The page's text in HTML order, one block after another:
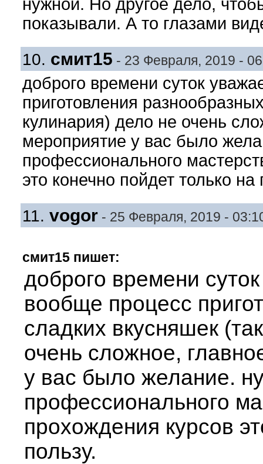
нужной. Но другое дело,
показывали. А то глазами
10. смит15 - 23 Февраля, 2019 -
доброго времени суток
приготовления
кулинария) дело не очень
мероприятие у вас было
профессионального
это конечно пойдет только на
11. vogor- 25 Февраля, 2019 -
смит15 пишет:
доброго времени
вообще процесс
сладких вкусняшек
очень сложное,
у вас было желание.
профессионального
прохождения курсов
пользу.